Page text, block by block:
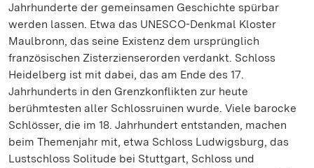
Jahrhunderte der gemeinsamen Geschichte spürbar
werden lassen. Etwa das UNESCO-Denkmal Kloster
Maulbronn, das seine Existenz dem ursprünglich
französischen Zisterzienserorden verdankt. Schloss
Heidelberg ist mit dabei, das am Ende des 17.
Jahrhunderts in den Grenzkonflikten zur heute
berühmtesten aller Schlossruinen wurde. Viele barocke
Schlösser, die im 18. Jahrhundert entstanden, machen
beim Themenjahr mit, etwa Schloss Ludwigsburg, das
Lustschloss Solitude bei Stuttgart, Schloss und